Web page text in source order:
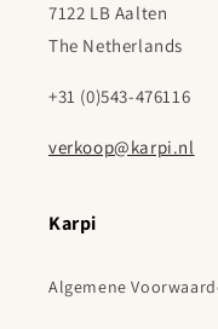
7122 LB Aalten
The Netherlands
+31 (0)543-476116
verkoop@karpi.nl
Karpi
Algemene